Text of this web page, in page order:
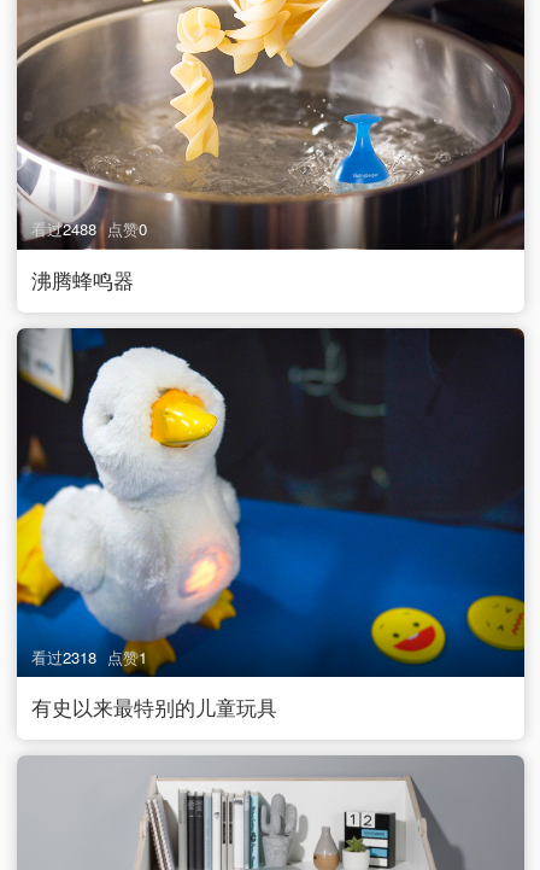
看过2488 点赞0
沸腾蜂鸣器
看过2318 点赞1
有史以来最特别的儿童玩具